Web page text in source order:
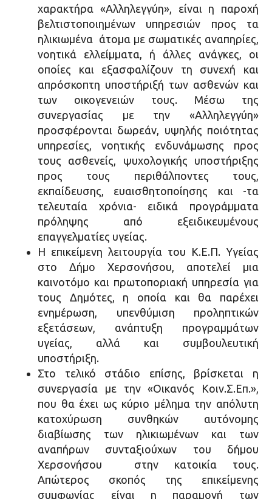
χαρακτήρα «Αλληλεγγύη», είναι η παροχή
βελτιστοποιημένων υπηρεσιών προς τα
ηλικιωμένα άτομα με σωματικές αναπηρίες,
νοητικά ελλείμματα, ή άλλες ανάγκες, οι
οποίες και εξασφαλίζουν τη συνεχή και
απρόσκοπτη υποστήριξή των ασθενών και
των οικογενειών τους. Μέσω της
συνεργασίας με την «Αλληλεγγύη»
προσφέρονται δωρεάν, υψηλής ποιότητας
υπηρεσίες, νοητικής ενδυνάμωσης προς
τους ασθενείς, ψυχολογικής υποστήριξης
προς τους περιθάλποντες τους,
εκπαίδευσης, ευαισθητοποίησης και -τα
τελευταία χρόνια- ειδικά προγράμματα
πρόληψης από εξειδικευμένους
επαγγελματίες υγείας.
Η επικείμενη λειτουργία του Κ.Ε.Π. Υγείας
στο Δήμο Χερσονήσου, αποτελεί μια
καινοτόμο και πρωτοποριακή υπηρεσία για
τους Δημότες, η οποία και θα παρέχει
ενημέρωση, υπενθύμιση προληπτικών
εξετάσεων, ανάπτυξη προγραμμάτων
υγείας, αλλά και συμβουλευτική
υποστήριξη.
Στο τελικό στάδιο επίσης, βρίσκεται η
συνεργασία με την «Οικανός Κοιν.Σ.Επ.»,
που θα έχει ως κύριο μέλημα την απόλυτη
κατοχύρωση συνθηκών αυτόνομης
διαβίωσης των ηλικιωμένων και των
αναπήρων συνταξιούχων του δήμου
Χερσονήσου στην κατοικία τους.
Απώτερος σκοπός της επικείμενης
συμφωνίας είναι η παραμονή των